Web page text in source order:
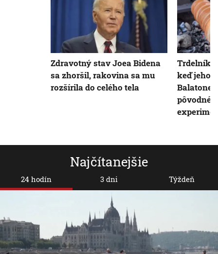
Najčítanejšie
24 hodín 3 dni Týždeň
Zdravotný stav Joea Bidena
sa zhoršil, rakovina sa mu
rozšírila do celého tela
Trdelník
keď jeho
Balatone